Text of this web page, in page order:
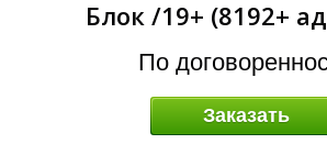
Блок /19+ (8192+
По
Заказать